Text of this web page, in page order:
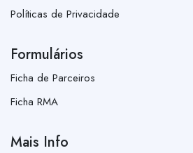
Políticas de Privacidade
Formulários
Ficha de Parceiros
Ficha RMA
Mais Info